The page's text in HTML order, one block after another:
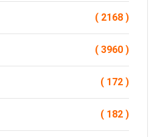
( 2168 )
( 3960 )
( 172 )
( 182 )